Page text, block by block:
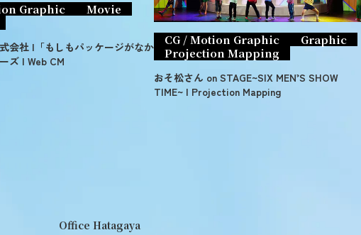
Graphic
Movie
会社 |「もしもパッケージがなか
ズ | Web CM
CG / Motion Graphic
Graphic
Projection Mapping
おそ松さん on STAGE~SIX MEN’S SHOW
TIME~ | Projection Mapping
Office Hatagaya